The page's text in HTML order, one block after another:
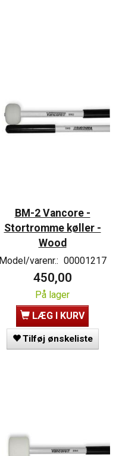
BM-2 Vancore -
Stortromme køller -
Wood
Model/varenr.: 00001217
450,00
På lager
LÆG I KURV
Tilføj ønskeliste